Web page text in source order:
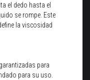
el dedo hasta el
se rompe. Este
la viscosidad
para
para su uso.